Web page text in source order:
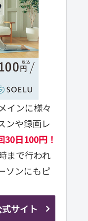
インに様々
ンや録画レ
30日100円！
まで行われ
ソンにもピ
サイト